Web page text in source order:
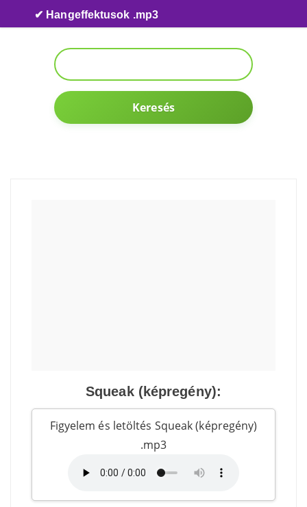
Skip to content
✔ Hangeffektusok .mp3
Keresés
Squeak (képregény):
Figyelem és letöltés Squeak (képregény)
.mp3